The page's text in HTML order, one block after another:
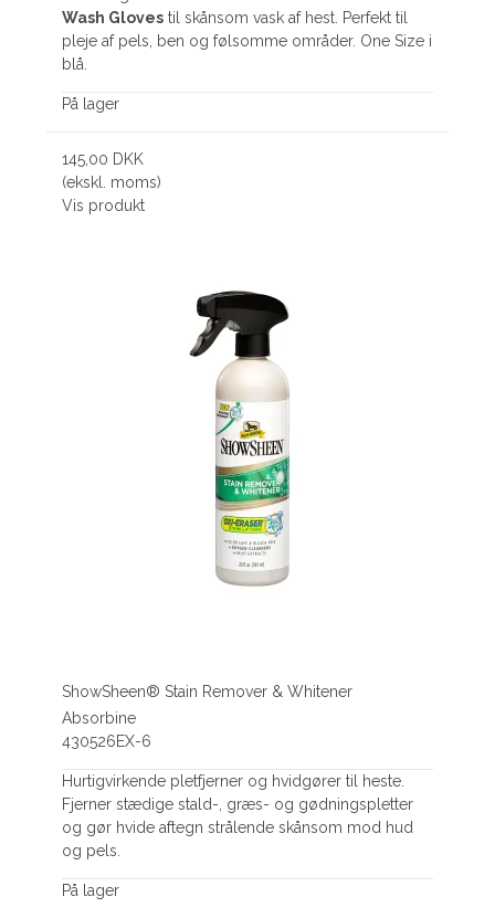
Wash Gloves til skånsom vask af hest. Perfekt til
pleje af pels, ben og følsomme områder. One Size i
blå.
På lager
145,00 DKK
(ekskl. moms)
Vis produkt
ShowSheen® Stain Remover & Whitener
Absorbine
430526EX-6
Hurtigvirkende pletfjerner og hvidgører til heste.
Fjerner stædige stald-, græs- og gødningspletter
og gør hvide aftegn strålende skånsom mod hud
og pels.
På lager